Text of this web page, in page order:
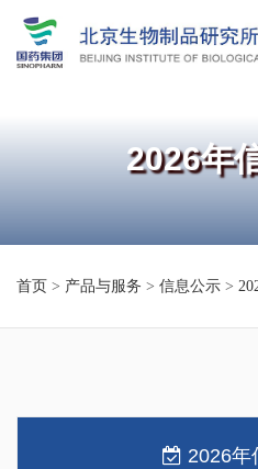
2026年
首页 > 产品与服务 > 信息公示 >
2026年